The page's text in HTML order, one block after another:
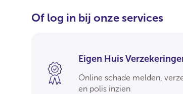
Of log in bij onze services
Eigen Huis
Online schade melden,
en polis inzien